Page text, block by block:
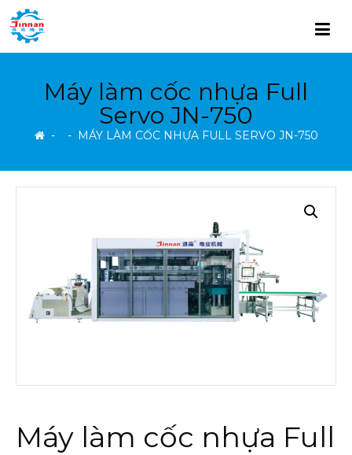
Máy làm cốc nhựa Full
Servo JN-750
- - MÁY LÀM CỐC NHỰA FULL SERVO JN-750
Máy làm cốc nhựa Full